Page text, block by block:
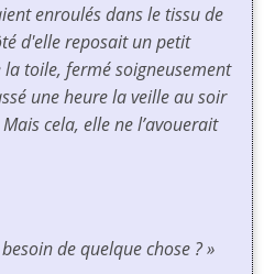
enroulés dans le tissu de
d'elle reposait un petit
toile, fermé soigneusement
une heure la veille au soir
cela, elle ne l’avouerait
de quelque chose ? »